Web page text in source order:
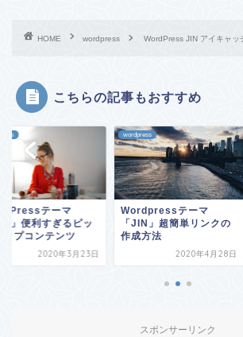
HOME wordpress WordPress JIN アイキャッ
こちらの記事もおすすめ
テーマ
」超簡単リンクの
方法
2020年4月28日
wordpress
エックスサーバーで
WordPressにSSL設定
をする方法
2020年5月1日
スポンサーリンク